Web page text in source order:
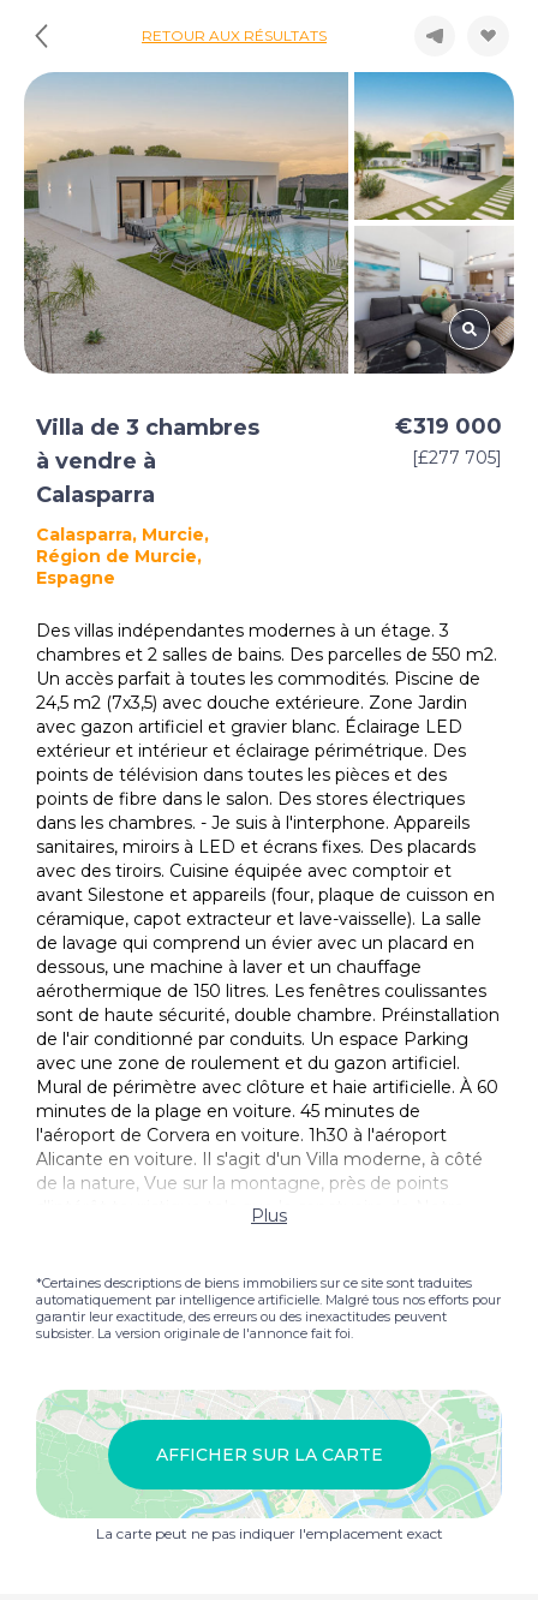
RETOUR AUX RÉSULTATS
Villa de 3 chambres
à vendre à
Calasparra
Calasparra, Murcie,
Région de Murcie,
Espagne
€319 000
[£277 705]
Des villas indépendantes modernes à un étage. 3
chambres et 2 salles de bains. Des parcelles de 550 m2.
Un accès parfait à toutes les commodités. Piscine de
24,5 m2 (7x3,5) avec douche extérieure. Zone Jardin
avec gazon artificiel et gravier blanc. Éclairage LED
extérieur et intérieur et éclairage périmétrique. Des
points de télévision dans toutes les pièces et des
points de fibre dans le salon. Des stores électriques
dans les chambres. - Je suis à l'interphone. Appareils
sanitaires, miroirs à LED et écrans fixes. Des placards
avec des tiroirs. Cuisine équipée avec comptoir et
avant Silestone et appareils (four, plaque de cuisson en
céramique, capot extracteur et lave-vaisselle). La salle
de lavage qui comprend un évier avec un placard en
dessous, une machine à laver et un chauffage
aérothermique de 150 litres. Les fenêtres coulissantes
sont de haute sécurité, double chambre. Préinstallation
de l'air conditionné par conduits. Un espace Parking
avec une zone de roulement et du gazon artificiel.
Mural de périmètre avec clôture et haie artificielle. À 60
minutes de la plage en voiture. 45 minutes de
l'aéroport de Corvera en voiture. 1h30 à l'aéroport
Alicante en voiture. Il s'agit d'un Villa moderne, à côté
de la nature, Vue sur la montagne, près de points
d'intérêt touristique tels que le sanctuaire de Notre-
Dame, le point de vue de Las Lomas, les grottes du
En outre, Calasparra possède des plages naturelles de
baignade exclusives de la zone de l'Embarcadero et de
El Bayo où vous pourrez profiter de la nature et de l'air
trouverez une ville urbaine avec des points d'intérêt
attractifs tels que le Castillo de la Vera Cruz. N'oublions
pas Jumilla, à seulement 30 minutes de route, où vous
pourrez déguster le célèbre vin espagnol Juan Gil, dont
l'origine remonte à 1916 lorsque Juan Gil Jimenez a
construit le vignoble et que la quatrième génération
dirige le projet. Et bien d'autres endroits à découvrir
Plus
*Certaines descriptions de biens immobiliers sur ce site sont traduites
automatiquement par intelligence artificielle. Malgré tous nos efforts pour
garantir leur exactitude, des erreurs ou des inexactitudes peuvent
subsister. La version originale de l'annonce fait foi.
AFFICHER SUR LA CARTE
La carte peut ne pas indiquer l'emplacement exact